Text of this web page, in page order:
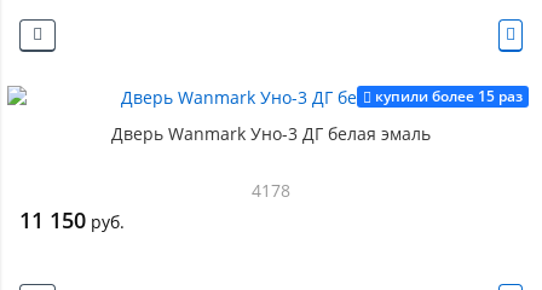
купили более 15 раз
Дверь Wanmark Уно-3 ДГ белая эмаль
4178
11 150 руб.